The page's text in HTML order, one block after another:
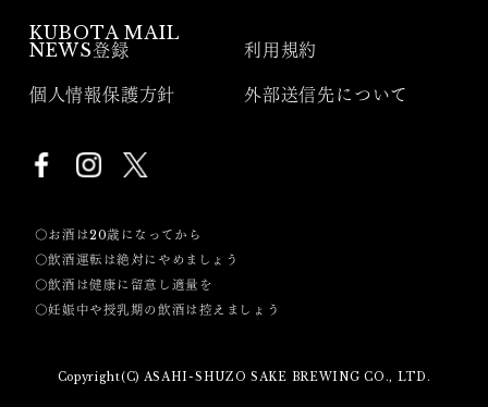
KUBOTA MAIL
NEWS登録
利用規約
個人情報保護方針 外部送信先について
〇お酒は20歳になってから
〇飲酒運転は絶対にやめましょう
〇飲酒は健康に留意し適量を
〇妊娠中や授乳期の飲酒は控えましょう
Copyright(C) ASAHI-SHUZO SAKE BREWING CO., LTD.